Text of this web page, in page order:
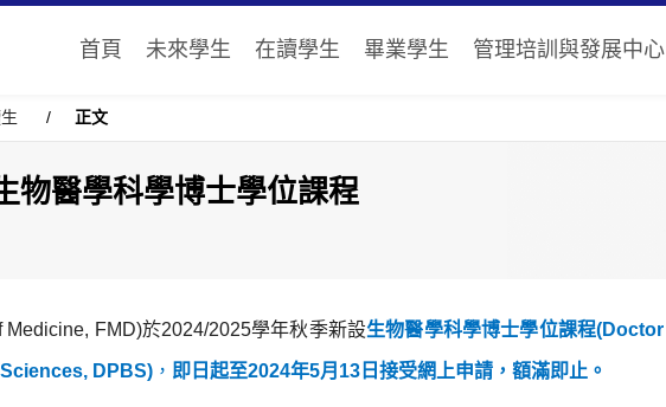
首頁 未來學生 在讀學生 畢業學生 管理培訓與發展中心
/ 正文
物醫學科學博士學位課程
FMD)於2024/2025學年秋季新設生物醫學科學博士學位課程(Doctor
DPBS)， 即日起至2024年5月13日接受網上申請，額滿即止。